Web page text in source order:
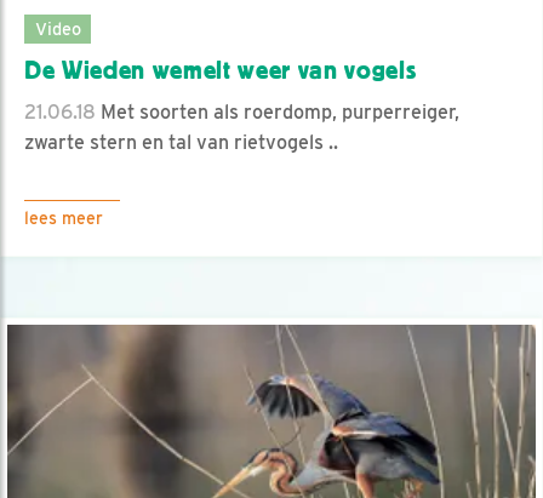
Video
De Wieden wemelt weer van vogels
21.06.18 Met soorten als roerdomp, purperreiger,
zwarte stern en tal van rietvogels ..
lees meer